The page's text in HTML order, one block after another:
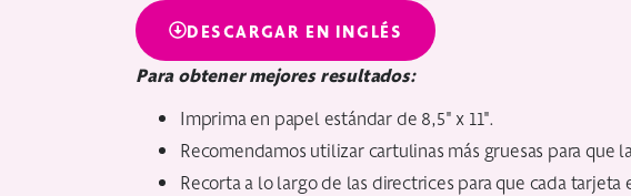
DESCARGAR EN INGLÉS
Para obtener mejores resultados:
Imprima en papel estándar de 8,5" x 11".
Recomendamos utilizar cartulinas más gruesas para que
Recorta a lo largo de las directrices para que cada